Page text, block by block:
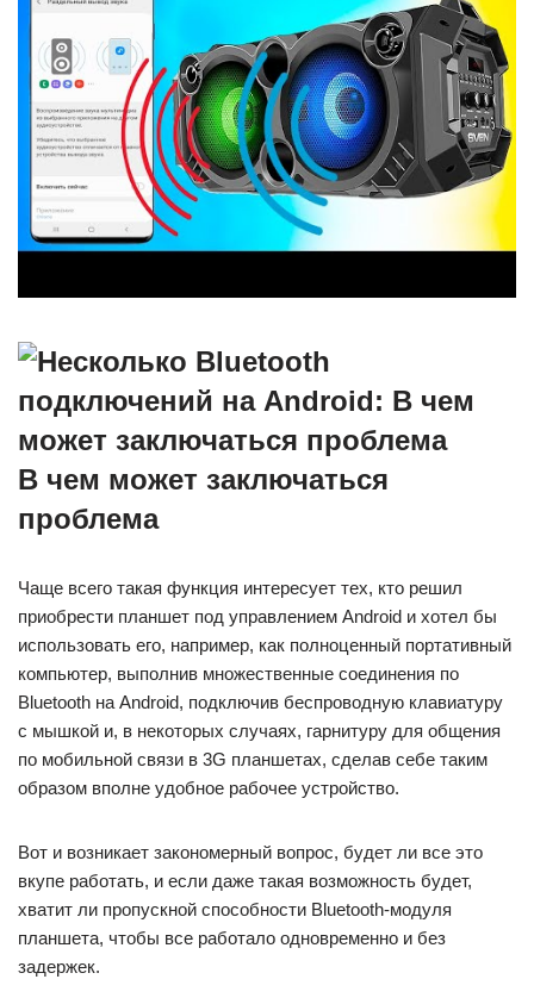
В чем может заключаться
проблема
Чаще всего такая функция интересует тех, кто решил
приобрести планшет под управлением Android и хотел бы
использовать его, например, как полноценный портативный
компьютер, выполнив множественные соединения по
Bluetooth на Android, подключив беспроводную клавиатуру
с мышкой и, в некоторых случаях, гарнитуру для общения
по мобильной связи в 3G планшетах, сделав себе таким
образом вполне удобное рабочее устройство.
Вот и возникает закономерный вопрос, будет ли все это
вкупе работать, и если даже такая возможность будет,
хватит ли пропускной способности Bluetooth-модуля
планшета, чтобы все работало одновременно и без
задержек.